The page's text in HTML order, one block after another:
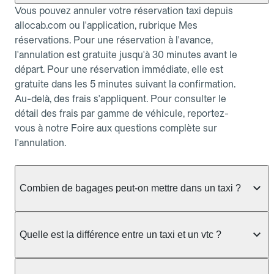
Vous pouvez annuler votre réservation taxi depuis
allocab.com ou l'application, rubrique Mes
réservations. Pour une réservation à l'avance,
l'annulation est gratuite jusqu'à 30 minutes avant le
départ. Pour une réservation immédiate, elle est
gratuite dans les 5 minutes suivant la confirmation.
Au-delà, des frais s'appliquent. Pour consulter le
détail des frais par gamme de véhicule, reportez-
vous à notre Foire aux questions complète sur
l'annulation.
Combien de bagages peut-on mettre dans un taxi ?
taxi berline accueille en général jusqu'à 3 bagages
ou nombreux, précisez-le dans le champ "Message
Quelle est la différence entre un taxi et un vtc ?